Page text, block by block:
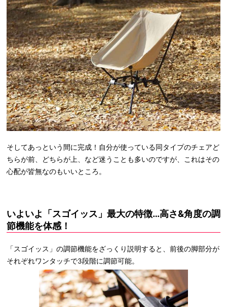
そしてあっという間に完成！自分が使っている同タイプのチェアど
ちらが前、どちらが上、など迷うことも多いのですが、これはその
心配が皆無なのもいいところ。
いよいよ「スゴイッス」最大の特徴…高さ&角度の調
節機能を体感！
「スゴイッス」の調節機能をざっくり説明すると、前後の脚部分が
それぞれワンタッチで3段階に調節可能。